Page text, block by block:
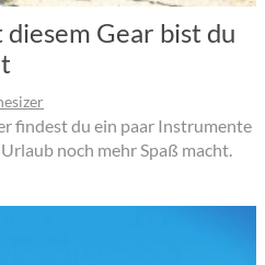
Gear bist du
findest du ein paar Instrumente
noch mehr Spaß macht.